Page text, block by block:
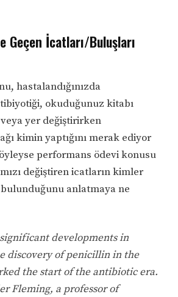
Geçen İcatları/Buluşları
hastalandığınızda
okuduğunuz kitabı
yer değiştirirken
kimin yaptığını merak ediyor
performans ödevi konusu
değiştiren icatların kimler
bulunduğunu anlatmaya ne
developments in
discovery of penicillin in the
the start of the antibiotic era.
Fleming, a professor of